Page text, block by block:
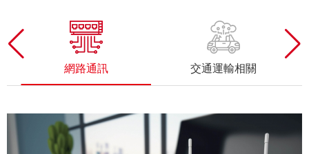
交通運輸相關 消費品相關